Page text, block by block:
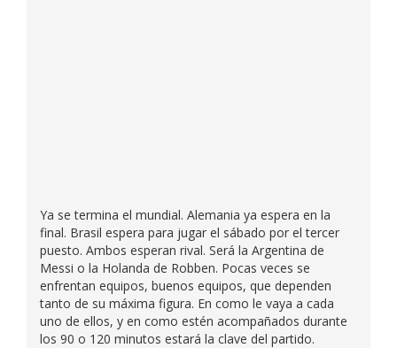
Ya se termina el mundial. Alemania ya espera en la
final. Brasil espera para jugar el sábado por el tercer
puesto. Ambos esperan rival. Será la Argentina de
Messi o la Holanda de Robben. Pocas veces se
enfrentan equipos, buenos equipos, que dependen
tanto de su máxima figura. En como le vaya a cada
uno de ellos, y en como estén acompañados durante
los 90 o 120 minutos estará la clave del partido.